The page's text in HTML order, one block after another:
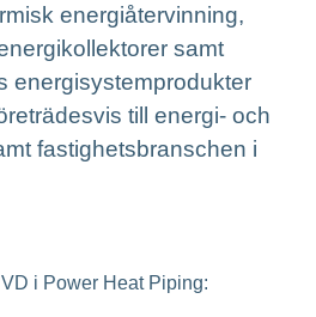
energiåtervinning,
samt
energisystemprodukter
till energi- och
fastighetsbranschen i
i Power Heat Piping: